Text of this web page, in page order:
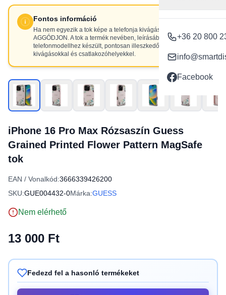
+36 20 800
Facebook
Fontos információ
Ha nem egyezik a tok képe a telefonja kivágásaival, NE
AGGÓDJON. A tok a termék nevében, leírásában szereplő
telefonmodellhez készült, pontosan illeszkedő
kivágásokkal és csatlakozóhelyekkel.
iPhone 16 Pro Max Rózsaszín Guess
Grained Printed Flower Pattern MagSafe
tok
EAN / Vonalkód:3666339426200
SKU:GUE004432-0Márka:GUESS
Nem elérhető
13 000 Ft
Fedezd fel a hasonló termékeket